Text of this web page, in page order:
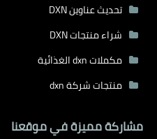
تحديث عناوين DXN
شراء منتجات DXN
مكملات dxn الغذائية
منتجات شركة dxn
مشاركة مميزة في موقعنا